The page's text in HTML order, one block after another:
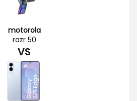
motorola
razr 50
VS